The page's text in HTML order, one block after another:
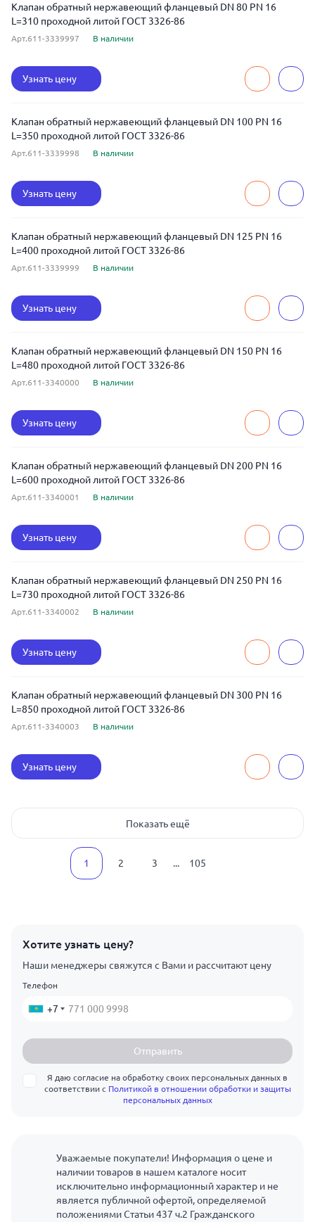
Клапан обратный нержавеющий фланцевый DN 80 PN 16
L=310 проходной литой ГОСТ 3326-86
Арт.611-3339997 В наличии
Узнать цену
Клапан обратный нержавеющий фланцевый DN 100 PN 16
L=350 проходной литой ГОСТ 3326-86
Арт.611-3339998 В наличии
Узнать цену
Клапан обратный нержавеющий фланцевый DN 125 PN 16
L=400 проходной литой ГОСТ 3326-86
Арт.611-3339999 В наличии
Узнать цену
Клапан обратный нержавеющий фланцевый DN 150 PN 16
L=480 проходной литой ГОСТ 3326-86
Арт.611-3340000 В наличии
Узнать цену
Клапан обратный нержавеющий фланцевый DN 200 PN 16
L=600 проходной литой ГОСТ 3326-86
Арт.611-3340001 В наличии
Узнать цену
Клапан обратный нержавеющий фланцевый DN 250 PN 16
L=730 проходной литой ГОСТ 3326-86
Арт.611-3340002 В наличии
Узнать цену
Клапан обратный нержавеющий фланцевый DN 300 PN 16
L=850 проходной литой ГОСТ 3326-86
Арт.611-3340003 В наличии
Узнать цену
Показать ещё
1 2 3 ... 105
Хотите узнать цену?
Наши менеджеры свяжутся с Вами и рассчитают цену
Телефон
+7
Отправить
Я даю согласие на обработку своих персональных данных в
соответствии с Политикой в отношении обработки и защиты
персональных данных
Уважаемые покупатели! Информация о цене и
наличии товаров в нашем каталоге носит
исключительно информационный характер и не
является публичной офертой, определяемой
положениями Статьи 437 ч.2 Гражданского